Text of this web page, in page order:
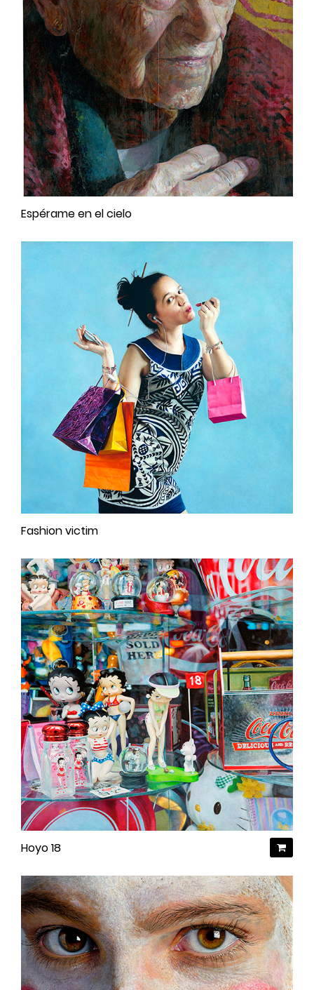
Espérame en el cielo
Fashion victim
Hoyo 18